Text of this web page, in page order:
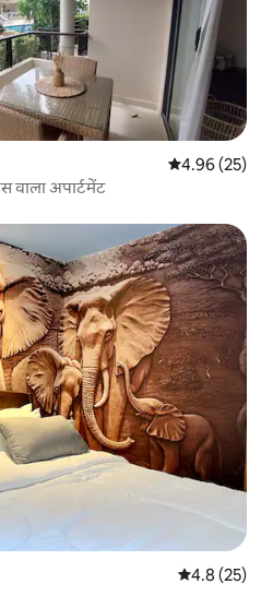
औसत रेटिंग 5 में
4.96 (25)
और फ़िटनेस वाला अपार्टमेंट
औसत रेटिंग 5
4.8 (25)